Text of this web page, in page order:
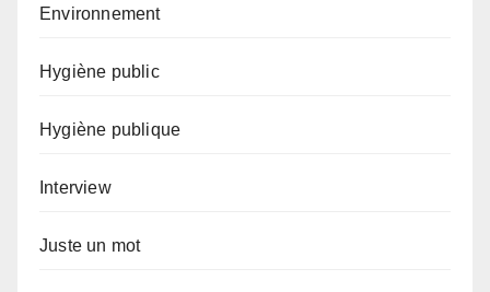
Environnement
Hygiène public
Hygiène publique
Interview
Juste un mot